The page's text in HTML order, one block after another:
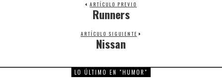
ARTÍCULO PREVIO
Previous
Runners
ARTÍCULO SIGUIENTE
Next
Nissan
LO ÚLTIMO EN "HUMOR"